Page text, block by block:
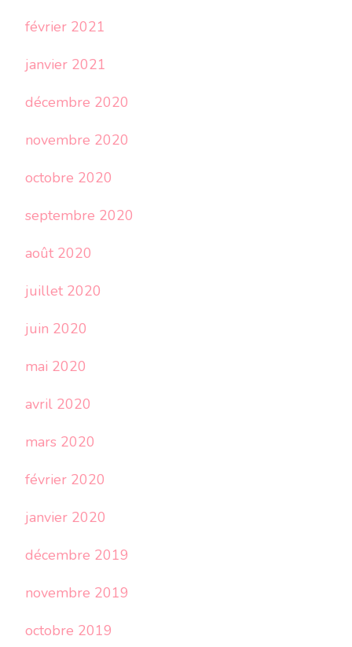
février 2021
janvier 2021
décembre 2020
novembre 2020
octobre 2020
septembre 2020
août 2020
juillet 2020
juin 2020
mai 2020
avril 2020
mars 2020
février 2020
janvier 2020
décembre 2019
novembre 2019
octobre 2019